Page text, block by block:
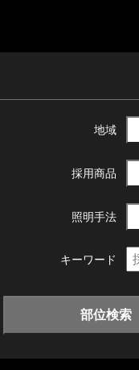
地域
採用商品
照明手法
キーワード
部位検索